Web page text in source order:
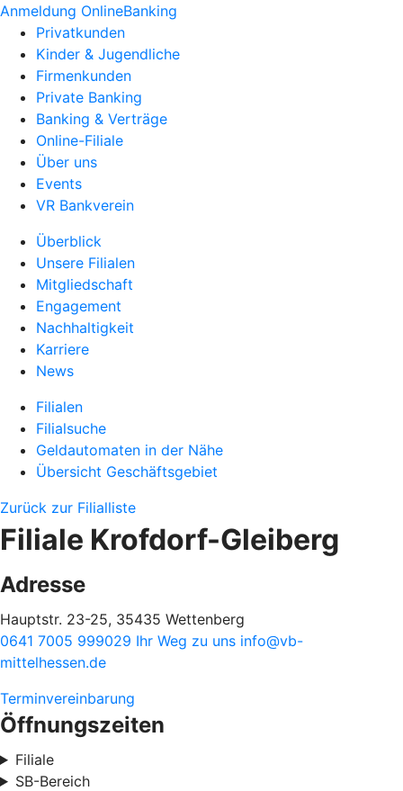
Anmeldung OnlineBanking
Privatkunden
Kinder & Jugendliche
Firmenkunden
Private Banking
Banking & Verträge
Online-Filiale
Über uns
Events
VR Bankverein
Überblick
Unsere Filialen
Mitgliedschaft
Engagement
Nachhaltigkeit
Karriere
News
Filialen
Filialsuche
Geldautomaten in der Nähe
Übersicht Geschäftsgebiet
Zurück zur Filialliste
Filiale Krofdorf-Gleiberg
Adresse
Hauptstr. 23-25, 35435 Wettenberg
0641 7005 999029 Ihr Weg zu uns info@vb-
mittelhessen.de
Terminvereinbarung
Öffnungszeiten
Filiale
SB-Bereich